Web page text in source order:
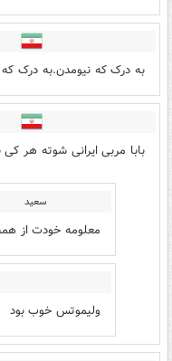
به درک که نیومدن.به درک که
بابا مربی ایرانی شوته هر کی
سعید
معلومه خودت از
ولیموتس خوب بود